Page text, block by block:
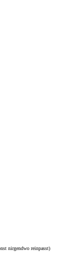
nirgendwo reinpasst)